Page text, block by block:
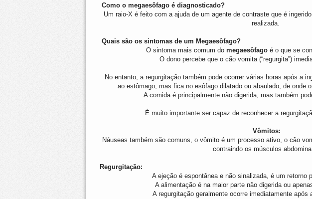
Como o megaesôfago é diagnosticado?
Um raio-X é feito com a ajuda de um agente de contraste que é
realizada.
Quais são os sintomas de um Megaesôfago?
O sintoma mais comum do megaesôfagoé o que se
O dono percebe que o cão vomita (“regurgita”)
No entanto, a regurgitação também pode ocorrer várias horas após a
ao estômago, mas fica no esôfago dilatado ou abaulado, de onde
A comida é principalmente não digerida, mas também
É muito importante ser capaz de reconhecer a
Vômitos:
Náuseas também são comuns, o vômito é um processo ativo, o cão
contraindo os músculos
Regurgitação:
A ejeção é espontânea e não sinalizada, é um retorno
A alimentação é na maior parte não digerida ou
A regurgitação geralmente ocorre imediatamente após